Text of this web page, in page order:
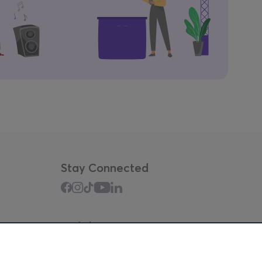
Stay Connected
Mobile app